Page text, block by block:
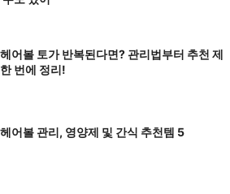
어볼 토가 반복된다면? 관리법부터 추천 제
번에 정리!
어볼 관리, 영양제 및 간식 추천템 5